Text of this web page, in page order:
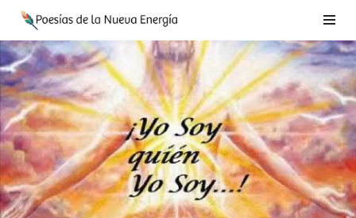
Saltar
contenido